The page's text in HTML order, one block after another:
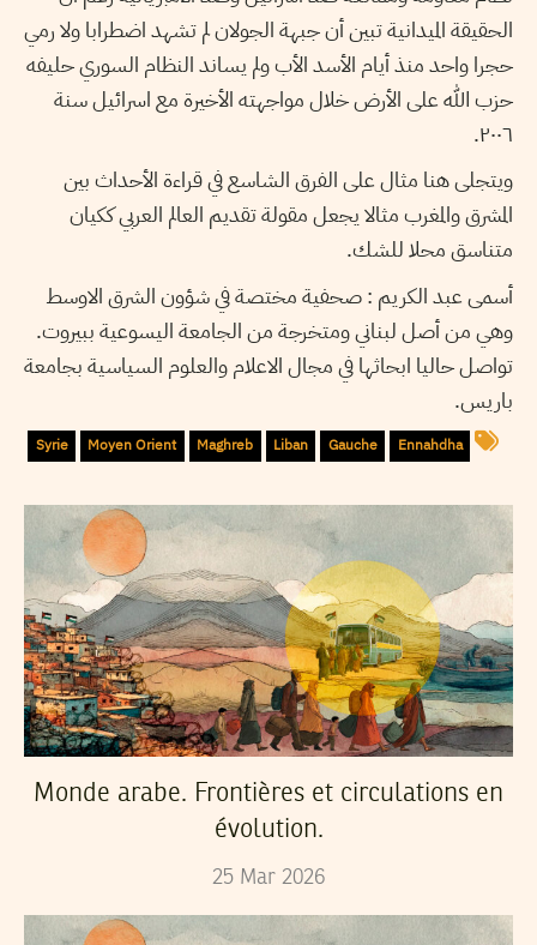
الحقيقة الميدانية تبين أن جبهة الجولان لم تشهد اضطرابا ولا رمي
حجرا واحد منذ أيام الأسد الأب ولم يساند النظام السوري حليفه
حزب الله على الأرض خلال مواجهته الأخيرة مع اسرائيل سنة
٢٠٠٦.
ويتجلى هنا مثال على الفرق الشاسع في قراءة الأحداث بين
المشرق والمغرب مثالا يجعل مقولة تقديم العالم العربي ككيان
متناسق محلا للشك.
أسمى عبد الكريم : صحفية مختصة في شؤون الشرق الاوسط
وهي من أصل لبناني ومتخرجة من الجامعة اليسوعية ببيروت.
تواصل حاليا ابحاثها في مجال الاعلام والعلوم السياسية بجامعة
باريس.
Ennahdha
Gauche
Liban
Maghreb
Moyen Orient
Syrie
Monde arabe. Frontières et circulations en
évolution.
25 Mar 2026